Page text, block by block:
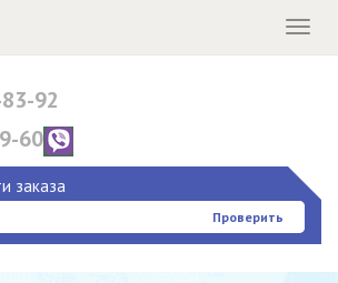
Menu
92
60
82
заказа
Проверить